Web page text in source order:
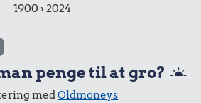
1900 › 2024
penge til at gro?
medOldmoneys